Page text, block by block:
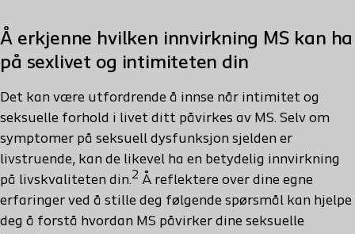
Å erkjenne hvilken innvirkning MS kan ha
på sexlivet og intimiteten din
Det kan være utfordrende å innse når intimitet og
seksuelle forhold i livet ditt påvirkes av MS. Selv om
symptomer på seksuell dysfunksjon sjelden er
livstruende, kan de likevel ha en betydelig innvirkning
på livskvaliteten din.2 Å reflektere over dine egne
erfaringer ved å stille deg følgende spørsmål kan hjelpe
deg å forstå hvordan MS påvirker dine seksuelle